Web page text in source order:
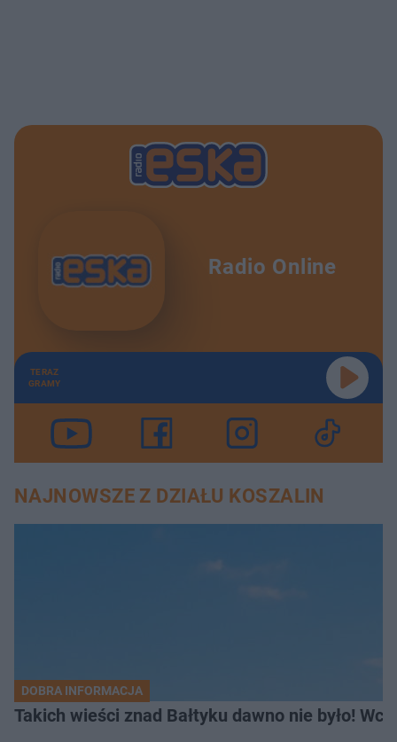
Radio Online
TERAZ
GRAMY
NAJNOWSZE Z DZIAŁU KOSZALIN
DOBRA INFORMACJA
Takich wieści znad Bałtyku dawno nie było!